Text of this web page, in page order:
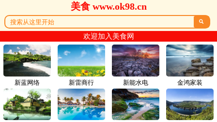
美食 www.ok98.cn

欢迎加入美食网
新蓝网络 新雷商行 新能水电 金鸿家装